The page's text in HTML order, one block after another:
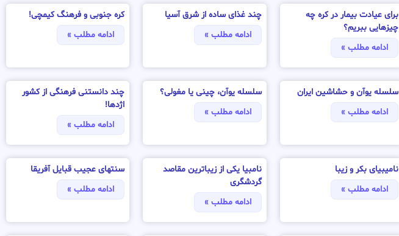
برای عیادت بیمار در کره چه
چیزهایی ببریم؟
ادامه مطلب »
چند غذای ساده از شرق آسیا
ادامه مطلب »
کره جنوبی و فرهنگ کیمچی!
ادامه مطلب »
سلسله یوآن و حشاشین ایران
ادامه مطلب »
سلسله یوآن، چینی یا مغولی؟
ادامه مطلب »
چند دانستنی فرهنگی از کشور
اژدها!
ادامه مطلب »
نامیبیای بکر و زیبا
ادامه مطلب »
نامبیا یکی از زیباترین مقاصد
گردشگری
ادامه مطلب »
سنتهای عجیب قبایل آفریقا
ادامه مطلب »